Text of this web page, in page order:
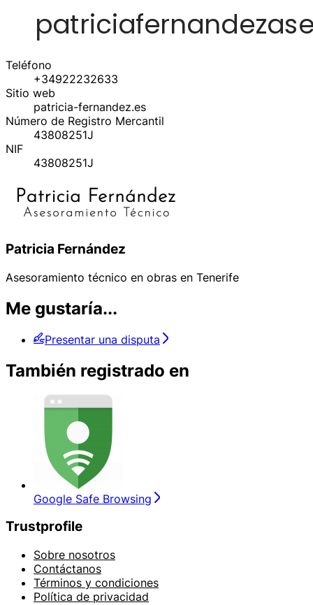
Teléfono
+34922232633
Sitio web
patricia-fernandez.es
Número de Registro Mercantil
43808251J
NIF
43808251J
Patricia Fernández
Asesoramiento técnico en obras en Tenerife
Me gustaría...
Presentar una disputa
También registrado en
Google Safe Browsing
Trustprofile
Sobre nosotros
Contáctanos
Términos y condiciones
Política de privacidad